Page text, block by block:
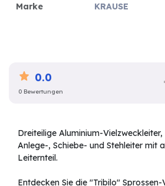
Marke
KRAUSE
0.0
0 Bewertungen
Dreiteilige Aluminium-
Anlege-, Schiebe- und Stehleiter mit
Leiternteil.
Entdecken Sie die "Tribilo"